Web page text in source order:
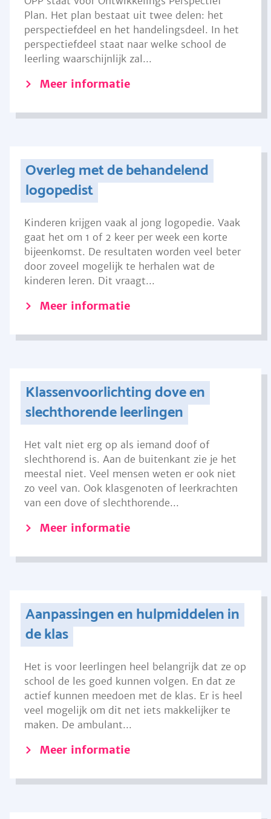
Plan. Het plan bestaat uit twee delen: het
perspectiefdeel en het handelingsdeel. In het
perspectiefdeel staat naar welke school de
leerling waarschijnlijk zal...
Meer informatie
Overleg met de behandelend
logopedist
Kinderen krijgen vaak al jong logopedie. Vaak
gaat het om 1 of 2 keer per week een korte
bijeenkomst. De resultaten worden veel beter
door zoveel mogelijk te herhalen wat de
kinderen leren. Dit vraagt...
Meer informatie
Klassenvoorlichting dove en
slechthorende leerlingen
Het valt niet erg op als iemand doof of
slechthorend is. Aan de buitenkant zie je het
meestal niet. Veel mensen weten er ook niet
zo veel van. Ook klasgenoten of leerkrachten
van een dove of slechthorende...
Meer informatie
Aanpassingen en hulpmiddelen in
de klas
Het is voor leerlingen heel belangrijk dat ze op
school de les goed kunnen volgen. En dat ze
actief kunnen meedoen met de klas. Er is heel
veel mogelijk om dit net iets makkelijker te
maken. De ambulant...
Meer informatie